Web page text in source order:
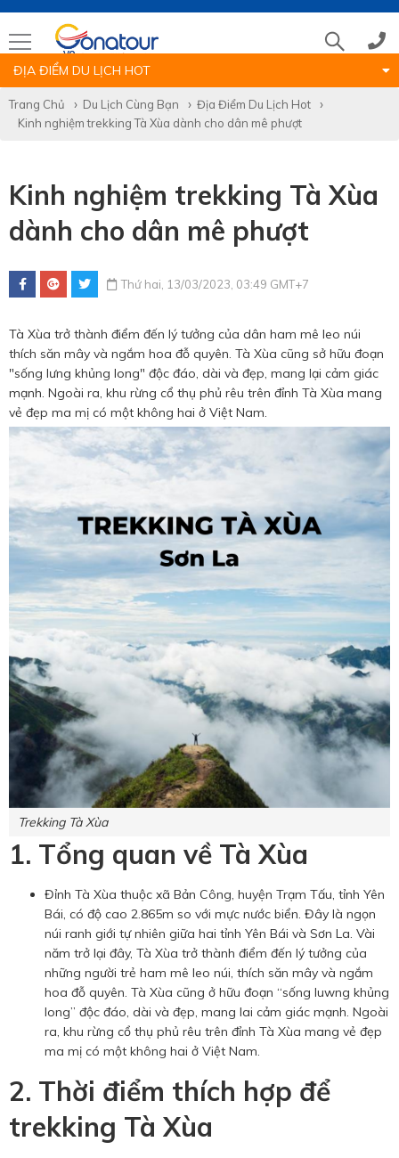
Hotline tour nước ngoài
0786 711 611
Hotline tour trong nước
0783 336 116
Hotine CSKH
0916 404 578
Hotline tư vấn dịch vụ
0784 849 849
ĐỊA ĐIỂM DU LỊCH HOT
Trang Chủ Du Lịch Cùng Bạn
Địa Điểm Du Lịch Hot
Kinh nghiệm trekking Tà Xùa dành cho dân mê phượt
Kinh nghiệm trekking Tà Xùa
dành cho dân mê phượt
Thứ hai, 13/03/2023, 03:49 GMT+7
Tà Xùa trở thành điểm đến lý tưởng của dân ham mê leo núi
thích săn mây và ngắm hoa đỗ quyên. Tà Xùa cũng sở hữu đoạn
"sống lưng khủng long" độc đáo, dài và đẹp, mang lại cảm giác
mạnh. Ngoài ra, khu rừng cổ thụ phủ rêu trên đỉnh Tà Xùa mang
vẻ đẹp ma mị có một không hai ở Việt Nam.
Trekking Tà Xùa
1. Tổng quan về Tà Xùa
Đỉnh Tà Xùa thuộc xã Bản Công, huyện Trạm Tấu, tỉnh Yên
Bái, có độ cao 2.865m so với mực nước biển. Đây là ngọn
núi ranh giới tự nhiên giữa hai tỉnh Yên Bái và Sơn La. Vài
năm trở lại đây, Tà Xùa trở thành điểm đến lý tưởng của
những người trẻ ham mê leo núi, thích săn mây và ngắm
hoa đỗ quyên. Tà Xùa cũng ở hữu đoạn “sống luwng khủng
long” độc đáo, dài và đẹp, mang lai cảm giác mạnh. Ngoài
ra, khu rừng cổ thụ phủ rêu trên đỉnh Tà Xùa mang vẻ đẹp
ma mị có một không hai ở Việt Nam.
2. Thời điểm thích hợp để
trekking Tà Xùa